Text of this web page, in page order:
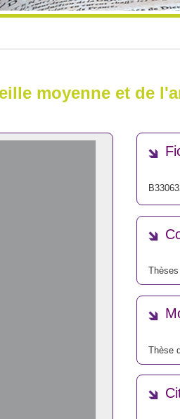
moyenne et de
Thèse